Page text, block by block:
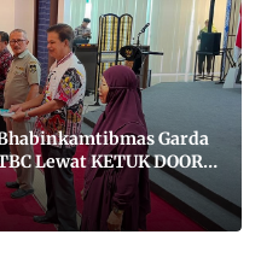
Garda
Lewat KETUK DOORS